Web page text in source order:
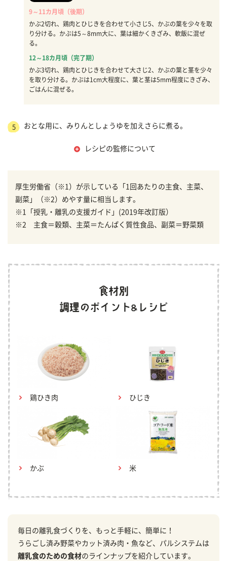
9～11カ月頃（後期）
かぶ2切れ、鶏肉とひじきを合わせて小さじ5、かぶの葉を少々を取
り分ける。かぶは5～8mm大に、葉は細かくきざみ、軟飯に混ぜ
る。
12～18カ月頃（完了期）
かぶ3切れ、鶏肉とひじきを合わせて大さじ2、かぶの葉と茎を少々
を取り分ける。かぶは1cm大程度に、葉と茎は5mm程度にきざみ、
ごはんに混ぜる。
5 おとな用に、みりんとしょうゆを加えさらに煮る。
レシピの監修について
厚生労働省（※1）が示している「1回あたりの主食、主菜、
副菜」（※2）めやす量に相当します。
※1「授乳・離乳の支援ガイド」(2019年改訂版）
※2 主食＝穀類、主菜＝たんぱく質性食品、副菜＝野菜類
鶏ひき肉 ひじき
かぶ 米
毎日の離乳食づくりを、もっと手軽に、簡単に！
うらごし済み野菜やカット済み肉・魚など、パルシステムは
離乳食のための食材のラインナップを紹介しています。